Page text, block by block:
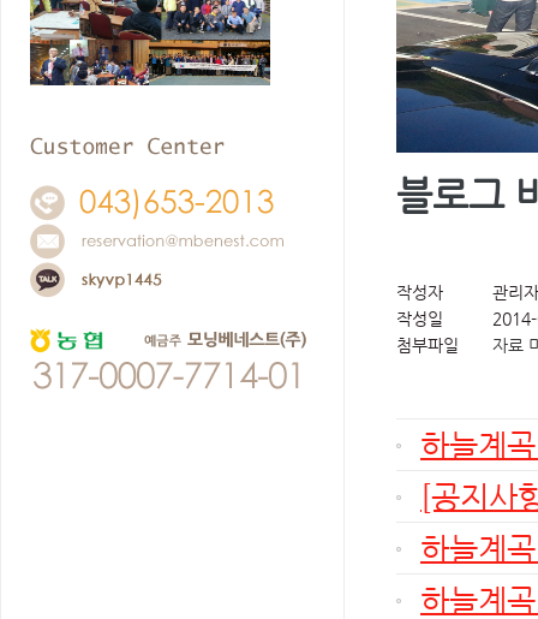
블로그
작성자
관리자
작성일
첨부파일
자료
하늘계
[공지사
하늘계
하늘계